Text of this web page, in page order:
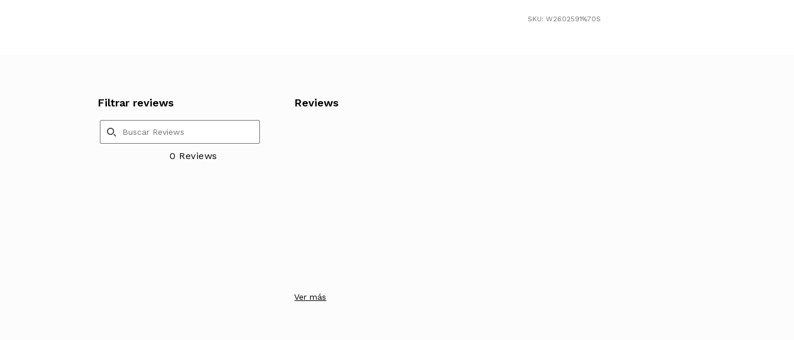
SKU: W2602591%70S
Filtrar reviews
0 Reviews
Reviews
Ver más